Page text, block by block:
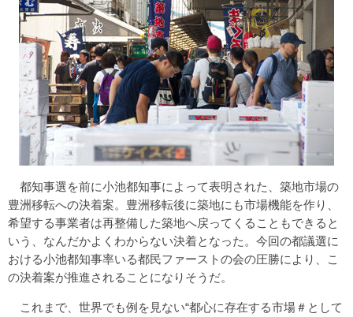
都知事選を前に小池都知事によって表明された、築地市場の
豊洲移転への決着案。豊洲移転後に築地にも市場機能を作り、
希望する事業者は再整備した築地へ戻ってくることもできると
いう、なんだかよくわからない決着となった。今回の都議選に
おける小池都知事率いる都民ファーストの会の圧勝により、こ
の決着案が推進されることになりそうだ。
これまで、世界でも例を見ない“都心に存在する市場＃として